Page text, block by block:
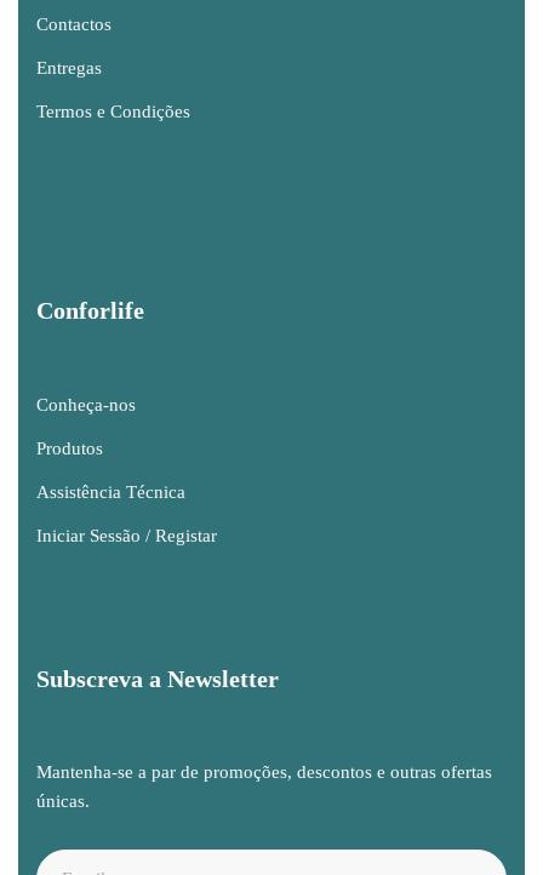
Contactos
Entregas
Termos e Condições
Conforlife
Conheça-nos
Produtos
Assistência Técnica
Iniciar Sessão / Registar
Subscreva a Newsletter
Mantenha-se a par de promoções, descontos e outras ofertas
únicas.